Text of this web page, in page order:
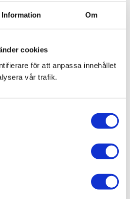
Information Om
cookies
för att anpassa innehållet
vår trafik.
ett omdöme.
favorit i det asiatiska